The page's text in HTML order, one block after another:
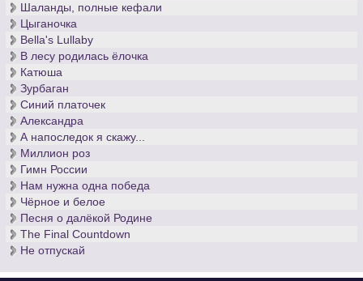
Шаланды, полные кефали
Цыганочка
Bella's Lullaby
В лесу родилась ёлочка
Катюша
Зурбаган
Синий платочек
Александра
А напоследок я скажу...
Миллион роз
Гимн России
Нам нужна одна победа
Чёрное и белое
Песня о далёкой Родине
The Final Countdown
Не отпускай